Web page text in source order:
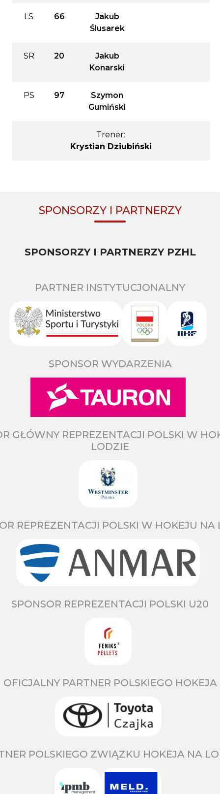
LS 66
Jakub
Ślusarek
SR 20
Jakub
Konarski
PS 97
Szymon
Gumiński
Trener:
Krystian Dziubiński
SPONSORZY I PARTNERZY
SPONSORZY I PARTNERZY PZHL
PARTNER INSTYTUCJONALNY
SPONSOR WYDARZENIA
GŁÓWNY REPREZENTACJI POLSKI W
LODZIE
REPREZENTACJI POLSKI W HOKEJU NA
SPONSOR REPREZENTACJI POLSKI U20
OFICJALNY PARTNER POLSKIEGO HOKEJA
POLSKIEGO ZWIĄZKU HOKEJA NA